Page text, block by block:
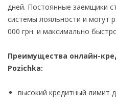
дней. Постоянные заемщики
системы лояльности и могут
000 грн. и максимально
Преимущества онлайн-
Pozichka:
высокий кредитный лимит